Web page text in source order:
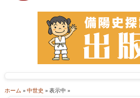
ホーム » 中世史 » 表示中 »